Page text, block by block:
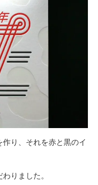
作り、それを赤と黒のイ
りました。